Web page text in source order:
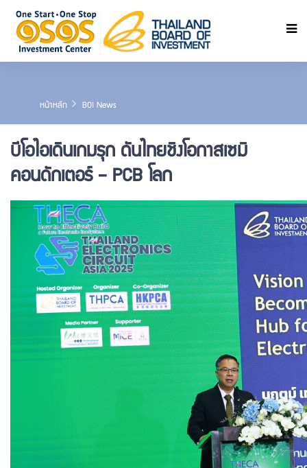
หน้าหลัก BOI News
บีโอไอเดินเกมรุก ดันไทยชิงโอกาสเซมิ
คอนดักเตอร์ – PCB โลก